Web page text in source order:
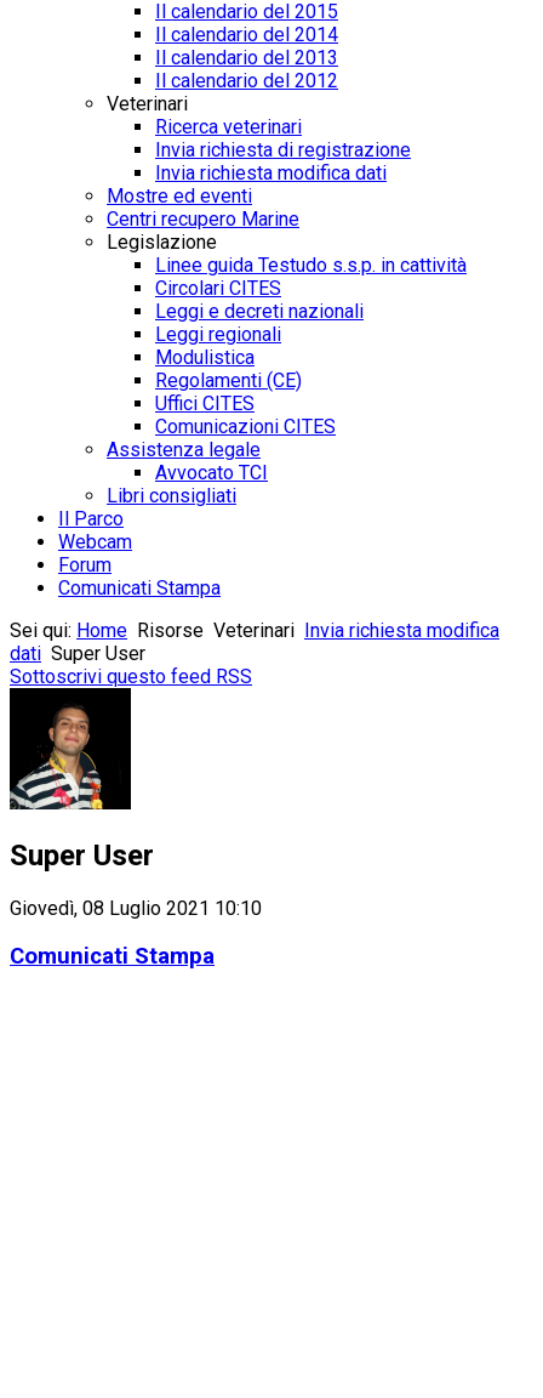
Il calendario del 2015
Il calendario del 2014
Il calendario del 2013
Il calendario del 2012
Veterinari
Ricerca veterinari
Invia richiesta di registrazione
Invia richiesta modifica dati
Mostre ed eventi
Centri recupero Marine
Legislazione
Linee guida Testudo s.s.p. in cattività
Circolari CITES
Leggi e decreti nazionali
Leggi regionali
Modulistica
Regolamenti (CE)
Uffici CITES
Comunicazioni CITES
Assistenza legale
Avvocato TCI
Libri consigliati
Il Parco
Webcam
Forum
Comunicati Stampa
Sei qui: Home Risorse Veterinari Invia richiesta modifica
dati Super User
Sottoscrivi questo feed RSS
Super User
Giovedì, 08 Luglio 2021 10:10
Comunicati Stampa